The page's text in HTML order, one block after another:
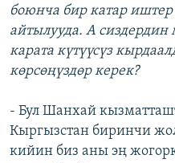
боюнча бир катар
айтылууда. А сиздердин
карата күтүүсүз
көрсөңүздөр керек?
- Бул Шанхай
Кыргызстан биринчи
кийин биз аны эң